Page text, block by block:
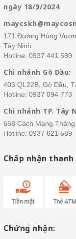
ngày 18/9/2024
171 Đường Hùng
Tây Ninh
Hotline: 0937 441 589
Chi nhánh Gò Dầu:
403 QL22B, Gò Dầu,
Hotline: 0937 094 773
Chi nhánh TP. Tây
658 Cách Mạng
Hotline: 0937 621 589
Chấp nhận
Chứng nhận: